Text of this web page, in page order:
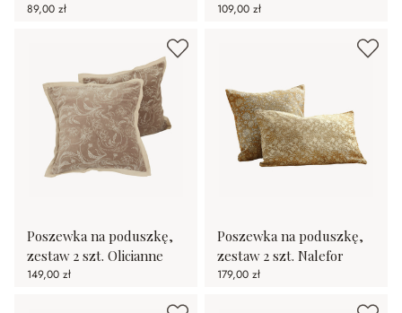
89,00 zł 109,00 zł
Poszewka na poduszkę,
zestaw 2 szt. Olicianne
149,00 zł
Poszewka na poduszkę,
zestaw 2 szt. Nalefor
179,00 zł